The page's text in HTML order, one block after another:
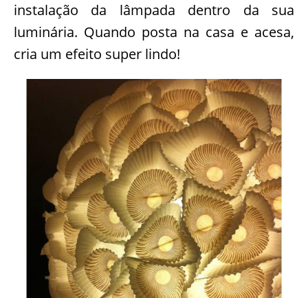
instalação da lâmpada dentro da sua
luminária. Quando posta na casa e acesa,
cria um efeito super lindo!